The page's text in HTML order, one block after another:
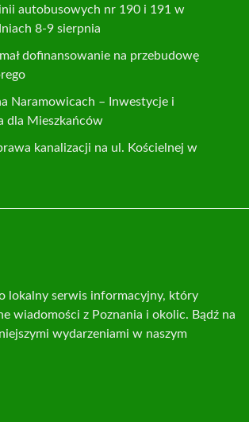
autobusowych nr 190 i 191 w
8-9 sierpnia
dofinansowanie na przebudowę
Naramowicach – Inwestycje i
dla Mieszkańców
kanalizacji na ul. Kościelnej w
lokalny serwis informacyjny, który
wiadomości z Poznania i okolic. Bądź na
wydarzeniami w naszym